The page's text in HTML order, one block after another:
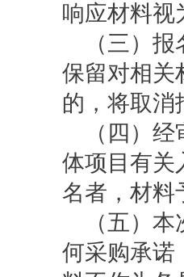
响应材料视
（三）报
保留对相关
的，将取消
（四）经
体项目有关
名者，材料
（五）本
何采购承诺